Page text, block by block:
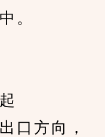
。
方向，